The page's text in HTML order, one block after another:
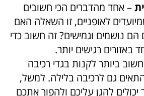
– אחד מהדברים הכי חשובים
לאופניים, זו השאלה האם
נושמים וגמישים? זה חשוב כדי
באזורים רגישים יותר.
ביותר לקנות בגדי רכיבה
גם לרכיבה בלילה. למשל,
יכולים להגן עליכם ולהפוך אתכם